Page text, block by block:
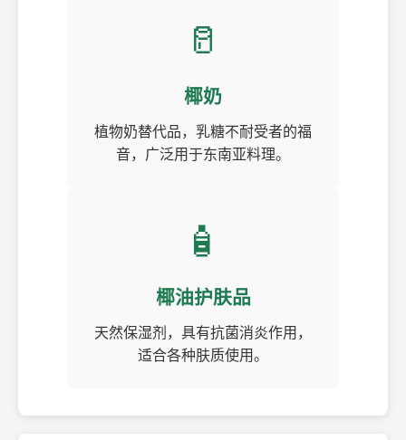
🥛
椰奶
植物奶替代品，乳糖不耐受者的福
音，广泛用于东南亚料理。
🧴
椰油护肤品
天然保湿剂，具有抗菌消炎作用，
适合各种肤质使用。